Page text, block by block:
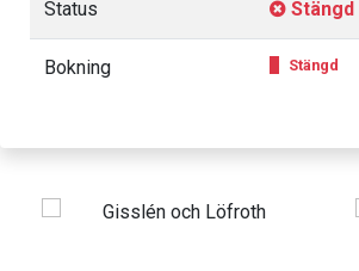
Status Stängd
Bokning Stängd